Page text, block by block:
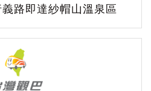
路即達紗帽山溫泉區